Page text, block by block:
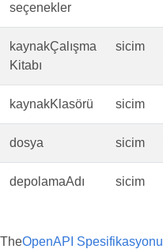
seçenekler
kaynakÇalışma
Kitabı
sicim
kaynakKlasörü sicim
dosya sicim
depolamaAdı sicim
TheOpenAPI Spesifikasyonu